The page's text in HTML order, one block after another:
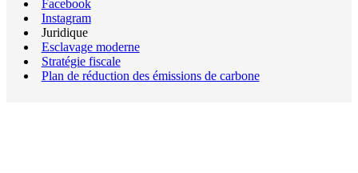
Facebook
Instagram
Juridique
Esclavage moderne
Stratégie fiscale
Plan de réduction des émissions de carbone